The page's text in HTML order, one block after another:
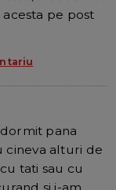
pe post
pana
cineva alturi de
tati sau cu